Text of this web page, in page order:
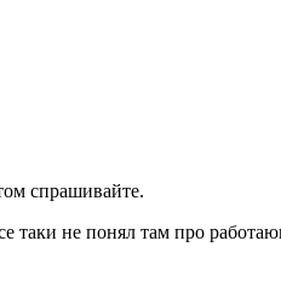
спрашивайте.
таки не понял там про